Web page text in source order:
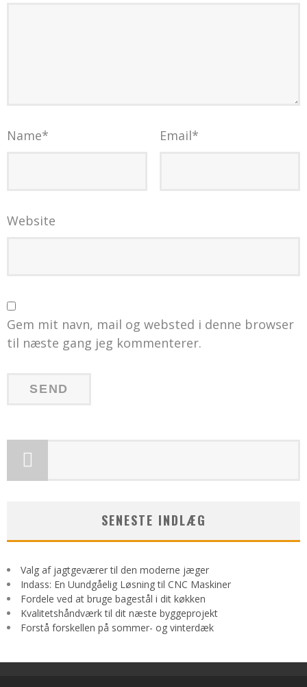
Name* Email*
Website
Gem mit navn, mail og websted i denne browser
til næste gang jeg kommenterer.
SENESTE INDLÆG
Valg af jagtgeværer til den moderne jæger
Indass: En Uundgåelig Løsning til CNC Maskiner
Fordele ved at bruge bagestål i dit køkken
Kvalitetshåndværk til dit næste byggeprojekt
Forstå forskellen på sommer- og vinterdæk